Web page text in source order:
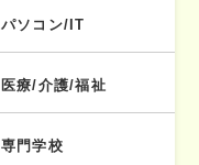
パソコン/IT
医療/介護/福祉
専門学校